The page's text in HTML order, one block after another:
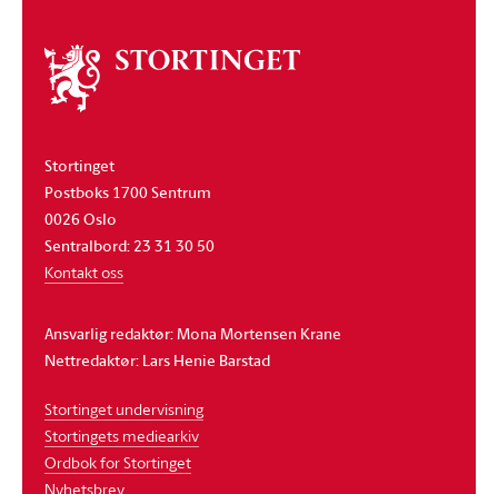
Om
stortinget
Stortinget
Postboks 1700 Sentrum
0026 Oslo
Sentralbord: 23 31 30 50
Kontakt oss
Ansvarlig redaktør: Mona Mortensen Krane
Nettredaktør: Lars Henie Barstad
Stortinget undervisning
Stortingets mediearkiv
Ordbok for Stortinget
Nyhetsbrev